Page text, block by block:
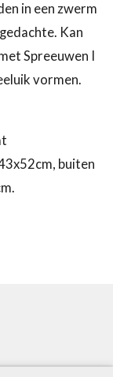
in een zwerm
Kan
Spreeuwen I
vormen.
buiten